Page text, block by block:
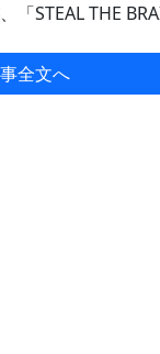
STEAL THE
全文へ